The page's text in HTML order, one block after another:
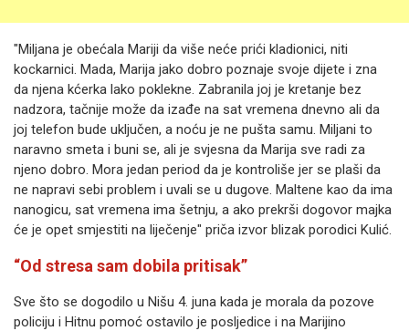
"Miljana je obećala Mariji da više neće prići kladionici, niti
kockarnici. Mada, Marija jako dobro poznaje svoje dijete i zna
da njena kćerka lako poklekne. Zabranila joj je kretanje bez
nadzora, tačnije može da izađe na sat vremena dnevno ali da
joj telefon bude uključen, a noću je ne pušta samu. Miljani to
naravno smeta i buni se, ali je svjesna da Marija sve radi za
njeno dobro. Mora jedan period da je kontroliše jer se plaši da
ne napravi sebi problem i uvali se u dugove. Maltene kao da ima
nanogicu, sat vremena ima šetnju, a ako prekrši dogovor majka
će je opet smjestiti na liječenje" priča izvor blizak porodici Kulić.
“Od stresa sam dobila pritisak”
Sve što se dogodilo u Nišu 4. juna kada je morala da pozove
policiju i Hitnu pomoć ostavilo je posljedice i na Marijino